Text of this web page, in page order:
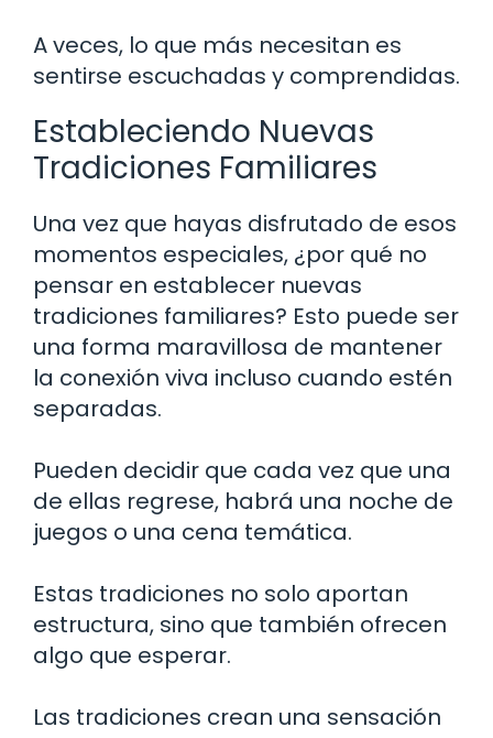
A veces, lo que más necesitan es
sentirse escuchadas y comprendidas.
Estableciendo Nuevas
Tradiciones Familiares
Una vez que hayas disfrutado de esos
momentos especiales, ¿por qué no
pensar en establecer nuevas
tradiciones familiares? Esto puede ser
una forma maravillosa de mantener
la conexión viva incluso cuando estén
separadas.
Pueden decidir que cada vez que una
de ellas regrese, habrá una noche de
juegos o una cena temática.
Estas tradiciones no solo aportan
estructura, sino que también ofrecen
algo que esperar.
Las tradiciones crean una sensación